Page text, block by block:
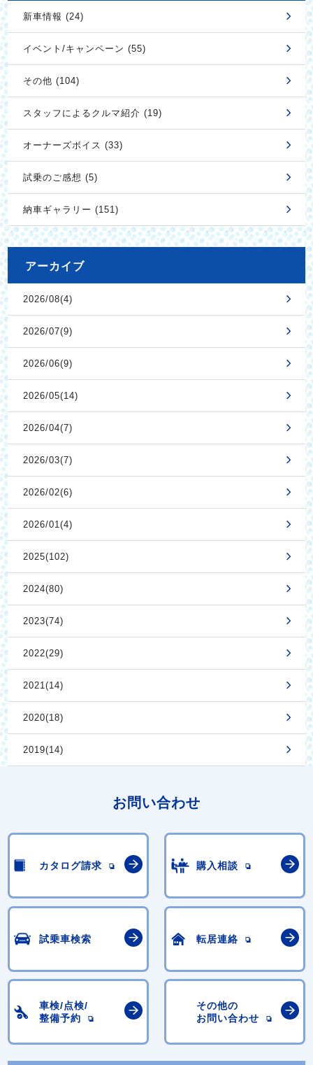
新車情報 (24)
イベント/キャンペーン (55)
その他 (104)
スタッフによるクルマ紹介 (19)
オーナーズボイス (33)
試乗のご感想 (5)
納車ギャラリー (151)
アーカイブ
2026/08(4)
2026/07(9)
2026/06(9)
2026/05(14)
2026/04(7)
2026/03(7)
2026/02(6)
2026/01(4)
2025(102)
2024(80)
2023(74)
2022(29)
2021(14)
2020(18)
2019(14)
お問い合わせ
カタログ請求 購入相談
試乗車検索 転居連絡
車検/点検/
整備予約
その他の
お問い合わせ